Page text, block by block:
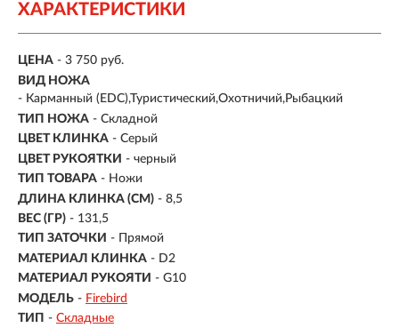
ХАРАКТЕРИСТИКИ
ЦЕНА - 3 750 руб.
ВИД НОЖА
- Карманный (EDC),Туристический,Охотничий,Рыбацкий
ТИП НОЖА - Складной
ЦВЕТ КЛИНКА - Серый
ЦВЕТ РУКОЯТКИ - черный
ТИП ТОВАРА - Ножи
ДЛИНА КЛИНКА (СМ) - 8,5
ВЕС (ГР) - 131,5
ТИП ЗАТОЧКИ - Прямой
МАТЕРИАЛ КЛИНКА - D2
МАТЕРИАЛ РУКОЯТИ - G10
МОДЕЛЬ - Firebird
ТИП - Складные